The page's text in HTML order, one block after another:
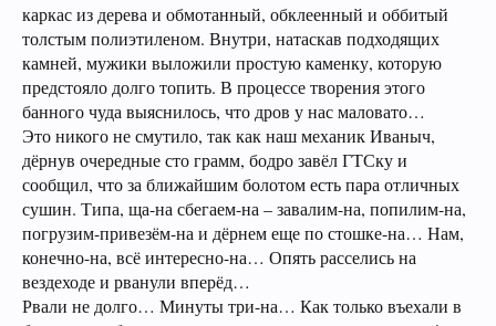
каркас из дерева и обмотанный, обклеенный и оббитый
толстым полиэтиленом. Внутри, натаскав подходящих
камней, мужики выложили простую каменку, которую
предстояло долго топить. В процессе творения этого
банного чуда выяснилось, что дров у нас маловато…
Это никого не смутило, так как наш механик Иваныч,
дёрнув очередные сто грамм, бодро завёл ГТСку и
сообщил, что за ближайшим болотом есть пара отличных
сушин. Типа, ща-на сбегаем-на – завалим-на, попилим-на,
погрузим-привезём-на и дёрнем еще по стошке-на… Нам,
конечно-на, всё интересно-на… Опять расселись на
вездеходе и рванули вперёд…
Рвали не долго… Минуты три-на… Как только въехали в